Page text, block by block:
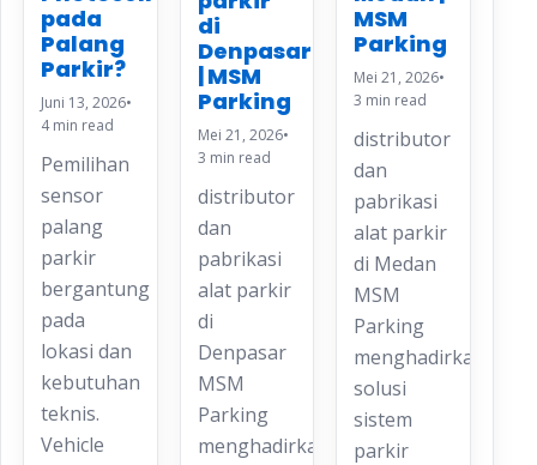
pada
Palang
Parkir?
Juni 13, 2026•
4 min read
Pemilihan
sensor
palang
parkir
bergantung
pada
lokasi dan
kebutuhan
teknis.
Vehicle
di
Denpasar
| MSM
Parking
Mei 21, 2026•
3 min read
distributor
dan
pabrikasi
alat parkir
di
Denpasar
MSM
Parking
menghadirkan
MSM
Parking
Mei 21, 2026•
3 min read
distributor
dan
pabrikasi
alat parkir
di Medan
MSM
Parking
menghadirkan
solusi
sistem
parkir